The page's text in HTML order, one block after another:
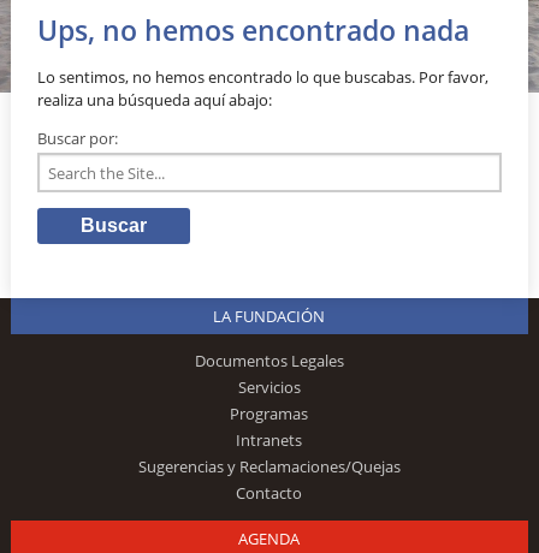
Ups, no hemos encontrado nada
Lo sentimos, no hemos encontrado lo que buscabas. Por favor,
realiza una búsqueda aquí abajo:
Buscar por:
LA FUNDACIÓN
Documentos Legales
Servicios
Programas
Intranets
Sugerencias y Reclamaciones/Quejas
Contacto
AGENDA